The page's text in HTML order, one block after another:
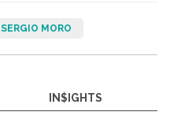
SERGIO MORO
IN$IGHTS